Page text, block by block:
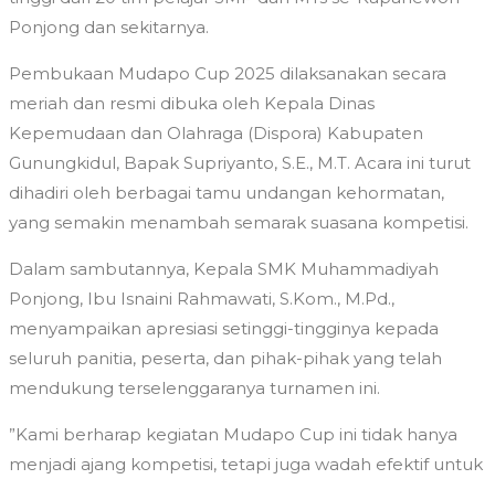
Ponjong dan sekitarnya.
​Pembukaan Mudapo Cup 2025 dilaksanakan secara
meriah dan resmi dibuka oleh Kepala Dinas
Kepemudaan dan Olahraga (Dispora) Kabupaten
Gunungkidul, Bapak Supriyanto, S.E., M.T. Acara ini turut
dihadiri oleh berbagai tamu undangan kehormatan,
yang semakin menambah semarak suasana kompetisi.
​Dalam sambutannya, Kepala SMK Muhammadiyah
Ponjong, Ibu Isnaini Rahmawati, S.Kom., M.Pd.,
menyampaikan apresiasi setinggi-tingginya kepada
seluruh panitia, peserta, dan pihak-pihak yang telah
mendukung terselenggaranya turnamen ini.
​”Kami berharap kegiatan Mudapo Cup ini tidak hanya
menjadi ajang kompetisi, tetapi juga wadah efektif untuk